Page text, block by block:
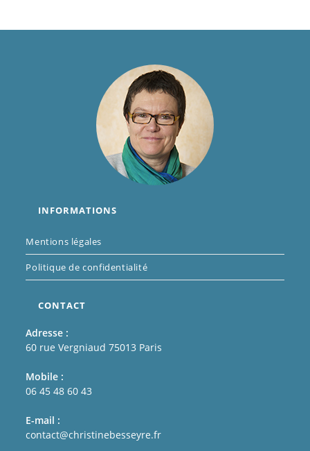
INFORMATIONS
Mentions légales
Politique de confidentialité
CONTACT
Adresse :
60 rue Vergniaud 75013 Paris
Mobile :
06 45 48 60 43
E-mail :
contact@christinebesseyre.fr